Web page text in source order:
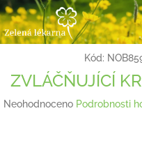
Přejít
na
obsah
Kód:
ZVLÁČŇUJÍCÍ
Průměrné
Neohodnoceno Podrobnosti